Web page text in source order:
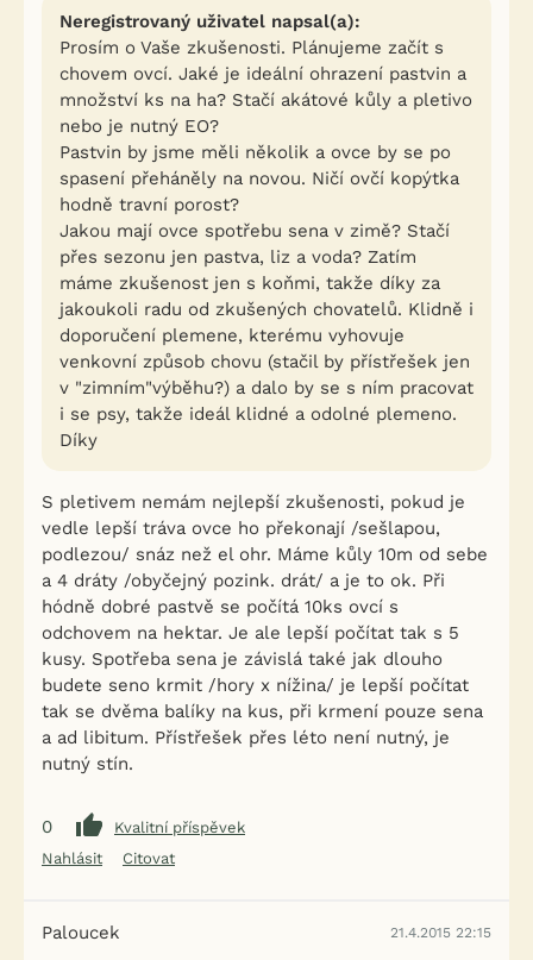
Neregistrovaný uživatel napsal(a):
Prosím o Vaše zkušenosti. Plánujeme začít s
chovem ovcí. Jaké je ideální ohrazení pastvin a
množství ks na ha? Stačí akátové kůly a pletivo
nebo je nutný EO?
Pastvin by jsme měli několik a ovce by se po
spasení přeháněly na novou. Ničí ovčí kopýtka
hodně travní porost?
Jakou mají ovce spotřebu sena v zimě? Stačí
přes sezonu jen pastva, liz a voda? Zatím
máme zkušenost jen s koňmi, takže díky za
jakoukoli radu od zkušených chovatelů. Klidně i
doporučení plemene, kterému vyhovuje
venkovní způsob chovu (stačil by přístřešek jen
v "zimním"výběhu?) a dalo by se s ním pracovat
i se psy, takže ideál klidné a odolné plemeno.
Díky
S pletivem nemám nejlepší zkušenosti, pokud je
vedle lepší tráva ovce ho překonají /sešlapou,
podlezou/ snáz než el ohr. Máme kůly 10m od sebe
a 4 dráty /obyčejný pozink. drát/ a je to ok. Při
hódně dobré pastvě se počítá 10ks ovcí s
odchovem na hektar. Je ale lepší počítat tak s 5
kusy. Spotřeba sena je závislá také jak dlouho
budete seno krmit /hory x nížina/ je lepší počítat
tak se dvěma balíky na kus, při krmení pouze sena
a ad libitum. Přístřešek přes léto není nutný, je
nutný stín.
0
Kvalitní příspěvek
Nahlásit
Citovat
Paloucek 21.4.2015 22:15